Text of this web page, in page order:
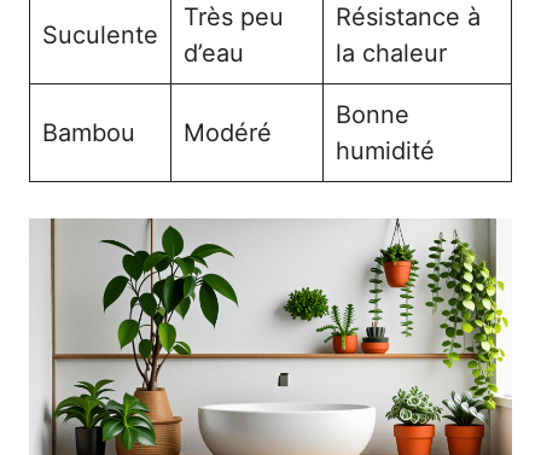
Suculente
Très peu
d’eau
Résistance à
la chaleur
Bambou Modéré
Bonne
humidité